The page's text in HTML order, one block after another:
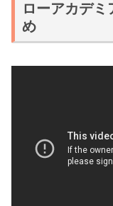
ローアカデ
め